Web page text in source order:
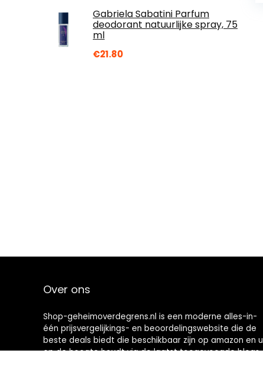
Gabriela Sabatini Parfum
deodorant natuurlijke spray, 75
ml
€21.80
Over ons
Shop-geheimoverdegrens.nl is een moderne alles-in-
één prijsvergelijkings- en beoordelingswebsite die de
beste deals biedt die beschikbaar zijn op amazon en u
op de hoogte houdt via de laatst toegevoegde blogs.